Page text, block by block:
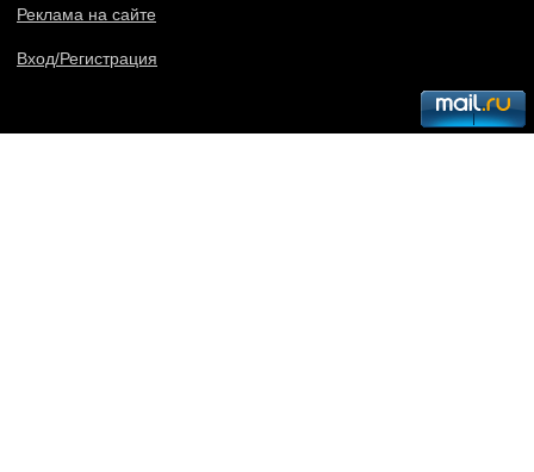
Реклама на сайте
Вход/Регистрация